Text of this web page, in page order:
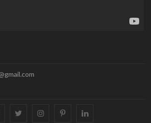
twitter instagrampinterestlinkedin